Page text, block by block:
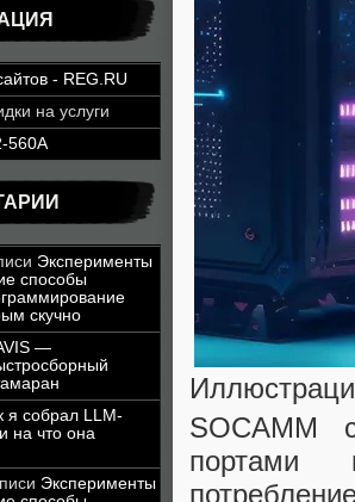
- REG.RU
на услуги
560A
Эксперименты
способы
скучно
—
я собрал LLM-
на что она
Эксперименты
SOCAMM
портами